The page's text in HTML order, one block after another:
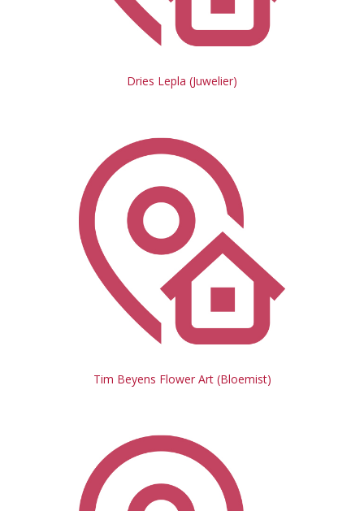
Dries Lepla (Juwelier)
Tim Beyens Flower Art (Bloemist)